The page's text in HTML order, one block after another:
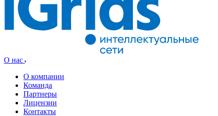
О нас
О компании
Команда
Партнеры
Лицензии
Контакты